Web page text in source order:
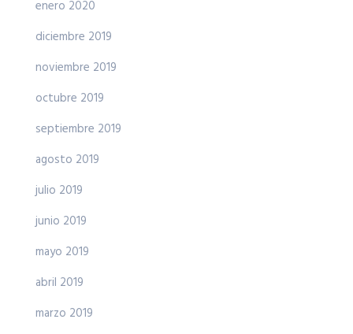
enero 2020
diciembre 2019
noviembre 2019
octubre 2019
septiembre 2019
agosto 2019
julio 2019
junio 2019
mayo 2019
abril 2019
marzo 2019